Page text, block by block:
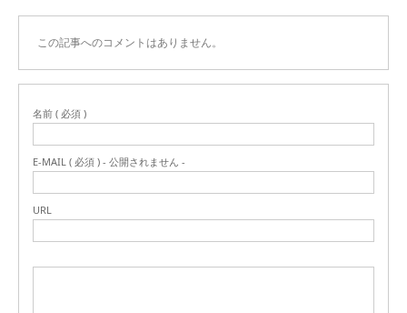
この記事へのコメントはありません。
名前 ( 必須 )
E-MAIL ( 必須 ) - 公開されません -
URL